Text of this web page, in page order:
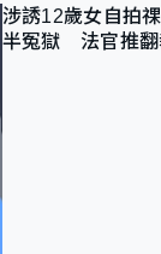
涉誘12歲女自拍
半冤獄 法官推翻